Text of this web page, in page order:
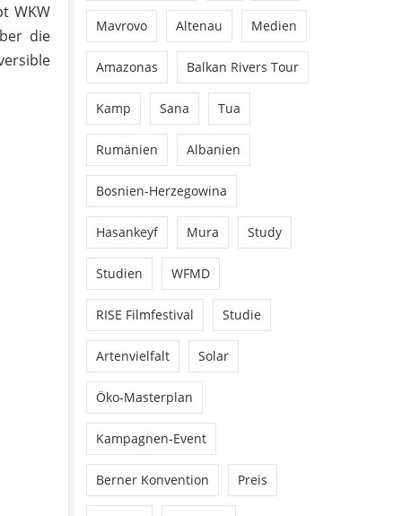
WKW
die
Mavrovo Altenau Medien
Amazonas Balkan Rivers Tour
Kamp Sana Tua
Rumänien Albanien
Bosnien-Herzegowina
Hasankeyf Mura Study
Studien WFMD
RISE Filmfestival Studie
Artenvielfalt Solar
Öko-Masterplan
Kampagnen-Event
Berner Konvention Preis